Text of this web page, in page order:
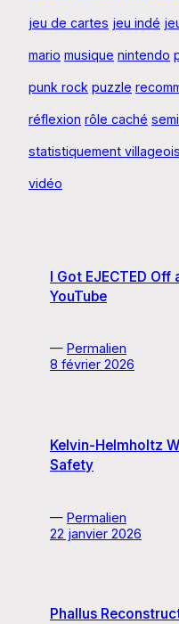
jeu de cartes jeu indé
mario musique nintendo
punk rock puzzle
réflexion rôle caché
statistiquement villageois
vidéo
I Got EJECTED
YouTube
— Permalien
8 février 2026
Kelvin-Helmholtz
Safety
— Permalien
22 janvier 2026
Phallus